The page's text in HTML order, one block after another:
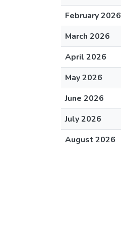
February 2026
March 2026
April 2026
May 2026
June 2026
July 2026
August 2026